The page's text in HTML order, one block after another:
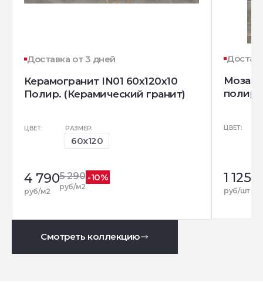
Доставка от 3 дней
Керамогранит IN01 60x120х10
Полир. (Керамический гранит)
ЦВЕТ: РАЗМЕР:
60x120
4 790
руб/м2
5 290
руб/м2
-10%
полир.
ЦВЕТ:
1 125
руб/шт
Смотреть коллекцию